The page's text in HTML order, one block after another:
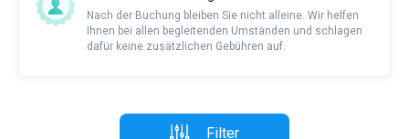
Nach der Buchung bleiben Sie nicht alleine. Wir helfen
Ihnen bei allen begleitenden Umständen und schlagen
dafür keine zusätzlichen Gebühren auf.
Filter